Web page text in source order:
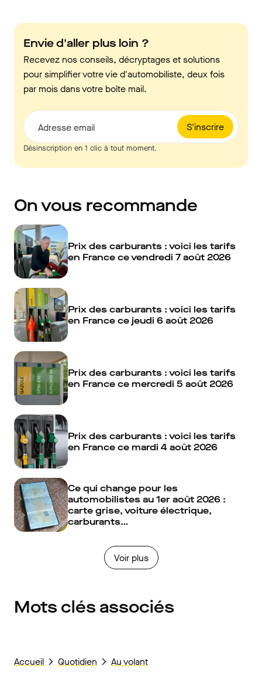
Envie d'aller plus loin ?
Recevez nos conseils, décryptages et solutions
pour simplifier votre vie d'automobiliste, deux fois
par mois dans votre boîte mail.
S'inscrire
Adresse email
Désinscription en 1 clic à tout moment.
On vous recommande
Prix des carburants : voici les tarifs
en France ce vendredi 7 août 2026
Prix des carburants : voici les tarifs
en France ce jeudi 6 août 2026
Prix des carburants : voici les tarifs
en France ce mercredi 5 août 2026
Prix des carburants : voici les tarifs
en France ce mardi 4 août 2026
Ce qui change pour les
automobilistes au 1er août 2026 :
carte grise, voiture électrique,
carburants…
Voir plus
Mots clés associés
Accueil Quotidien Au volant